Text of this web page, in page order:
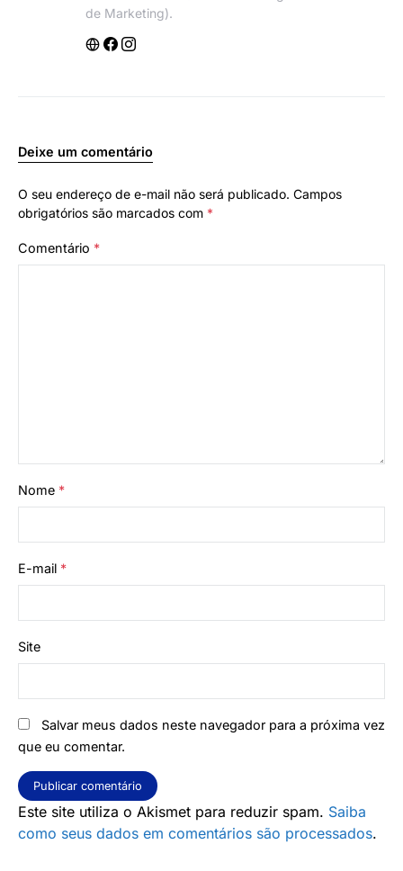
de Marketing).
Deixe um comentário
O seu endereço de e-mail não será publicado. Campos
obrigatórios são marcados com *
Comentário *
Nome *
E-mail *
Site
Salvar meus dados neste navegador para a próxima vez
que eu comentar.
Este site utiliza o Akismet para reduzir spam. Saiba
como seus dados em comentários são processados.